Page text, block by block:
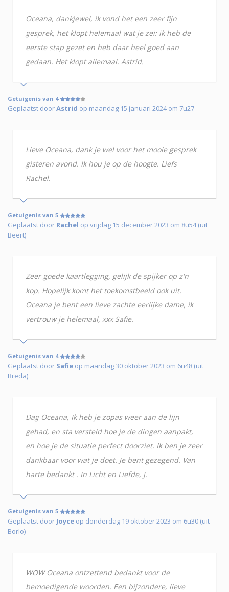
Oceana, dankjewel, ik vond het een zeer fijn
gesprek, het klopt helemaal wat je zei: ik heb de
eerste stap gezet en heb daar heel goed aan
gedaan. Het klopt allemaal. Astrid.
Getuigenis van 4
Geplaatst doorAstrid op maandag 15 januari 2024 om 7u27
Lieve Oceana, dank je wel voor het mooie gesprek
gisteren avond. Ik hou je op de hoogte. Liefs
Rachel.
Getuigenis van 5
Geplaatst door Rachel op vrijdag 15 december 2023 om 8u54 (uit
Beert)
Zeer goede kaartlegging, gelijk de spijker op z'n
kop. Hopelijk komt het toekomstbeeld ook uit.
Oceana je bent een lieve zachte eerlijke dame, ik
vertrouw je helemaal, xxx Safie.
Getuigenis van 4
Geplaatst door Safie op maandag 30 oktober 2023 om 6u48 (uit
Breda)
Dag Oceana, Ik heb je zopas weer aan de lijn
gehad, en sta versteld hoe je de dingen aanpakt,
en hoe je de situatie perfect doorziet. Ik ben je zeer
dankbaar voor wat je doet. Je bent gezegend. Van
harte bedankt . In Licht en Liefde, J.
Getuigenis van 5
Geplaatst door Joyce op donderdag 19 oktober 2023 om 6u30 (uit
Borlo)
WOW Oceana ontzettend bedankt voor de
bemoedigende woorden. Een bijzondere, lieve